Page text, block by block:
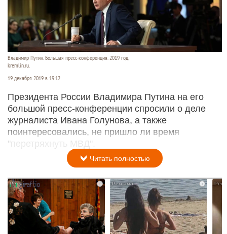
Владимир Путин. Большая пресс-конференция. 2019 год.
kremlin.ru.
19 декабря 2019 в 19:12
Президента России Владимира Путина на его
большой пресс-конференции спросили о деле
журналиста Ивана Голунова, а также
поинтересовались, не пришло ли время
"перетряхнуть МВД".
Читать полностью
i